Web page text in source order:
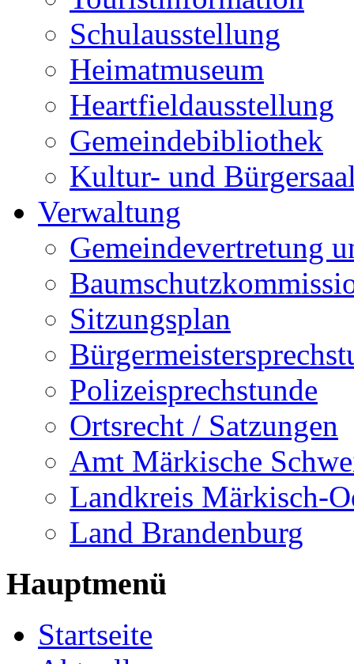
Schulausstellung
Heimatmuseum
Heartfieldausstellung
Gemeindebibliothek
Kultur- und
Verwaltung
Gemeindevertretung
Sitzungsplan
Polizeisprechstunde
Ortsrecht / Satzungen
Amt Märkische
Landkreis Märkisch-
Land Brandenburg
Hauptmenü
Startseite